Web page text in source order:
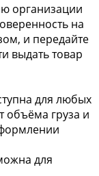
организации
на
и передайте
выдать товар
для любых
объёма груза и
для